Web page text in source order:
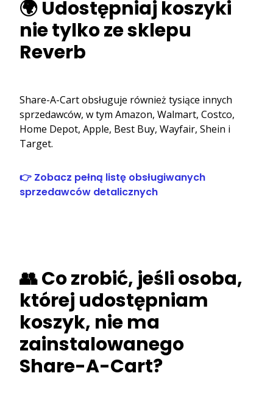
🌍 Udostępniaj koszyki
nie tylko ze sklepu
Reverb
Share-A-Cart obsługuje również tysiące innych
sprzedawców, w tym Amazon, Walmart, Costco,
Home Depot, Apple, Best Buy, Wayfair, Shein i
Target.
👉 Zobacz pełną listę obsługiwanych
sprzedawców detalicznych
👥 Co zrobić, jeśli osoba,
której udostępniam
koszyk, nie ma
zainstalowanego
Share-A-Cart?